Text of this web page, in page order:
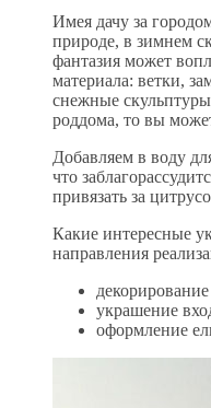
Имея дачу за
природе, в зимнем
фантазия может
материала: ветки,
снежные
роддома, то вы
Добавляем в воду
что
привязать за
Какие интересные
направления
украшение
оформление